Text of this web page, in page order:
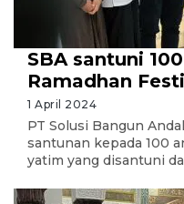
SBA santuni
Ramadhan
1 April 2024
PT Solusi Bangun
santunan kepada 100
yatim yang disantuni